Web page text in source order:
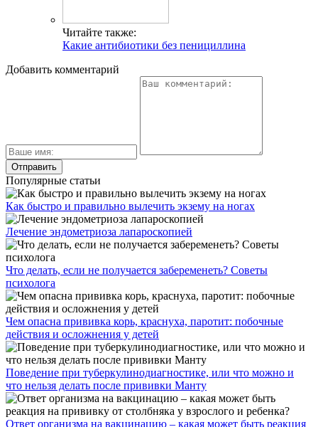
Читайте также:
Какие антибиотики без пенициллина
Добавить комментарий
Популярные статьи
Как быстро и правильно вылечить экзему на ногах
Лечение эндометриоза лапароскопией
Что делать, если не получается забеременеть? Советы
психолога
Чем опасна прививка корь, краснуха, паротит: побочные
действия и осложнения у детей
Поведение при туберкулинодиагностике, или что можно и
что нельзя делать после прививки Манту
Ответ организма на вакцинацию – какая может быть реакция